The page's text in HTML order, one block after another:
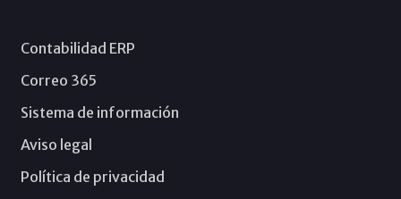
Contabilidad ERP
Correo 365
Sistema de información
Aviso legal
Política de privacidad